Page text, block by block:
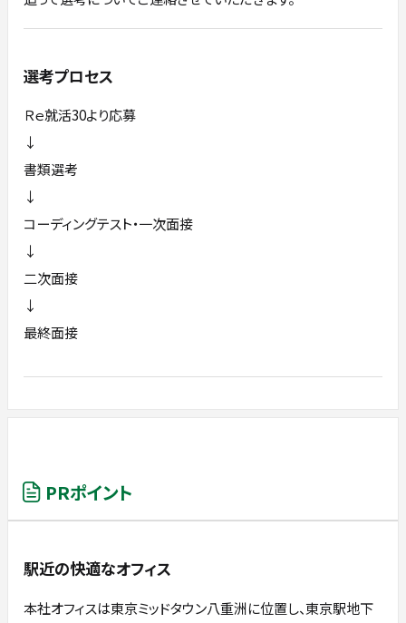
選考プロセス
Ｒｅ就活30より応募
↓
書類選考
↓
コーディングテスト・一次面接
↓
二次面接
↓
最終面接
PRポイント
駅近の快適なオフィス
本社オフィスは東京ミッドタウン八重洲に位置し、東京駅地下